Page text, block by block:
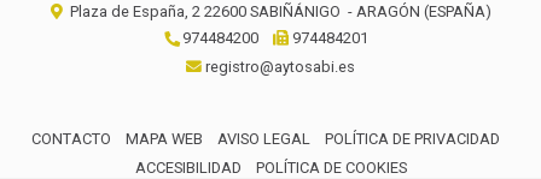
Plaza de España, 2 22600 SABIÑÁNIGO - ARAGÓN (ESPAÑA)
974484200
974484201
registro@aytosabi.es
CONTACTO MAPA WEB AVISO LEGAL
POLÍTICA DE PRIVACIDAD
ACCESIBILIDAD
POLÍTICA DE COOKIES